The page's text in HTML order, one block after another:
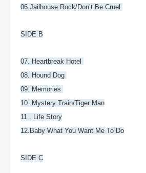
06.Jailhouse Rock/Don’t Be Cruel
SIDE B
07. Heartbreak Hotel
08. Hound Dog
09. Memories
10. Mystery Train/Tiger Man
11 . Life Story
12.Baby What You Want Me To Do
SIDE C